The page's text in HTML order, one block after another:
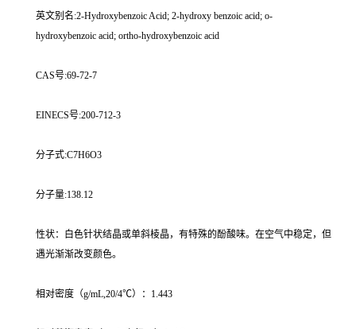
英文别名:2-Hydroxybenzoic Acid; 2-hydroxy benzoic acid; o-
hydroxybenzoic acid; ortho-hydroxybenzoic acid
CAS号:69-72-7
EINECS号:200-712-3
分子式:C7H6O3
分子量:138.12
性状：白色针状结晶或单斜棱晶，有特殊的酚酸味。在空气中稳定，但
遇光渐渐改变颜色。
相对密度（g/mL,20/4℃）：1.443